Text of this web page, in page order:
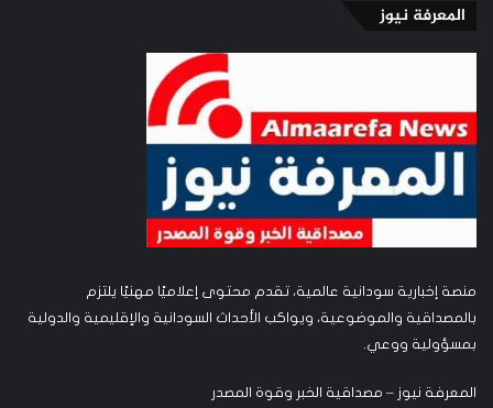
المعرفة نيوز
منصة إخبارية سودانية عالمية، تقدم محتوى إعلاميًا مهنيًا يلتزم
بالمصداقية والموضوعية، ويواكب الأحداث السودانية والإقليمية والدولية
بمسؤولية ووعي.
المعرفة نيوز – مصداقية الخبر وقوة المصدر